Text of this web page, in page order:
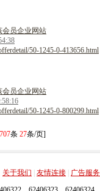
会员企业网站
50-1245-0-413656.html
会员企业网站
50-1245-0-800299.html
707条 27条/页]
关于我们 友情连接
广告服务